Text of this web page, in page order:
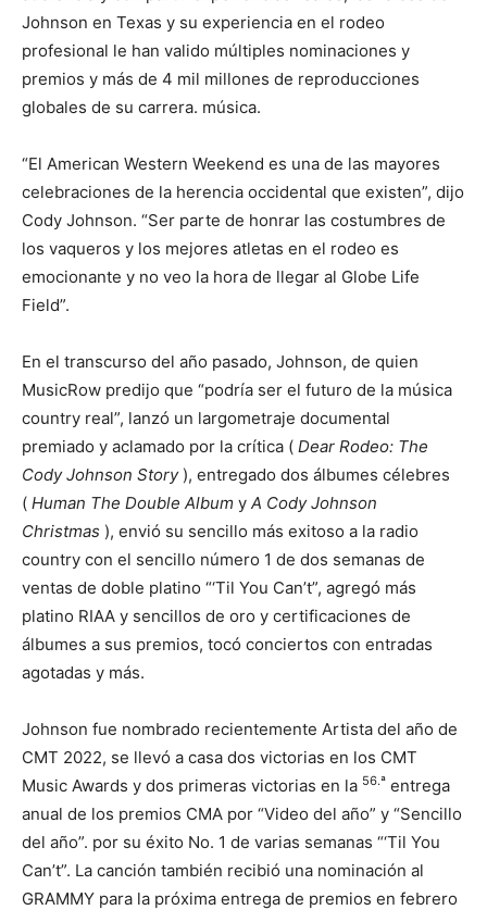
Johnson en Texas y su experiencia en el rodeo
profesional le han valido múltiples nominaciones y
premios y más de 4 mil millones de reproducciones
globales de su carrera. música.
“El American Western Weekend es una de las mayores
celebraciones de la herencia occidental que existen”, dijo
Cody Johnson. “Ser parte de honrar las costumbres de
los vaqueros y los mejores atletas en el rodeo es
emocionante y no veo la hora de llegar al Globe Life
Field”.
En el transcurso del año pasado, Johnson, de quien
MusicRow predijo que “podría ser el futuro de la música
country real”, lanzó un largometraje documental
premiado y aclamado por la crítica ( Dear Rodeo: The
Cody Johnson Story), entregado dos álbumes célebres
( Human The Double Album y A Cody Johnson
Christmas ), envió su sencillo más exitoso a la radio
country con el sencillo número 1 de dos semanas de
ventas de doble platino “‘Til You Can’t”, agregó más
platino RIAA y sencillos de oro y certificaciones de
álbumes a sus premios, tocó conciertos con entradas
agotadas y más.
Johnson fue nombrado recientemente Artista del año de
CMT 2022, se llevó a casa dos victorias en los CMT
Music Awards y dos primeras victorias en la 56.ª entrega
anual de los premios CMA por “Video del año” y “Sencillo
del año”. por su éxito No. 1 de varias semanas “‘Til You
Can’t”. La canción también recibió una nominación al
GRAMMY para la próxima entrega de premios en febrero